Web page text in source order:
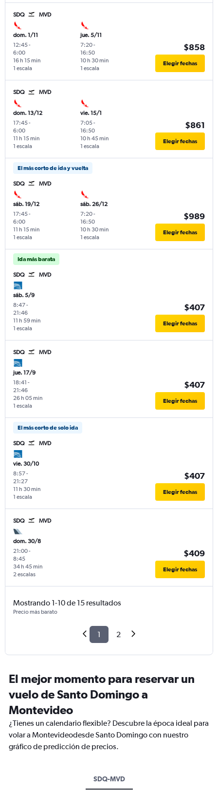
SDQ MVD
dom. 1/11
12:45-
6:00
1 escala
16 h 15 min
jue. 5/11
7:20-
16:50
1 escala
10 h 30 min
$858
Elegir fechas
SDQ MVD
dom. 13/12
17:45-
6:00
1 escala
11 h 15 min
vie. 15/1
7:05-
16:50
1 escala
10 h 45 min
$861
Elegir fechas
El más corto de ida y vuelta
SDQ MVD
sáb. 19/12
17:45-
6:00
1 escala
11 h 15 min
sáb. 26/12
7:20-
16:50
1 escala
10 h 30 min
$989
Elegir fechas
Ida más barata
SDQ MVD
sáb. 5/9
8:47-
21:46
1 escala
11 h 59 min
$407
Elegir fechas
SDQ MVD
jue. 17/9
18:41 -
21:46
1 escala
26 h 05 min
$407
Elegir fechas
El más corto de solo ida
SDQ MVD
vie. 30/10
8:57-
21:27
1 escala
11 h 30 min
$407
Elegir fechas
SDQ MVD
dom. 30/8
21:00-
8:45
2 escalas
34 h 45 min
$409
Elegir fechas
Mostrando 1-10 de 15 resultados
Precio más barato
1 2
El mejor momento para reservar un
vuelo de Santo Domingo a
Montevideo
¿Tienes un calendario flexible? Descubre la época ideal para
volar a Montevideodesde Santo Domingo con nuestro
gráfico de predicción de precios.
SDQ-MVD